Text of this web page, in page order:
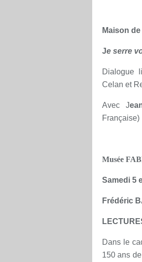
Maison
Je serre
Dialogue
Celan et
Avec J
Française)
Musée
Samedi 5
Frédéric
Dans le
150 ans